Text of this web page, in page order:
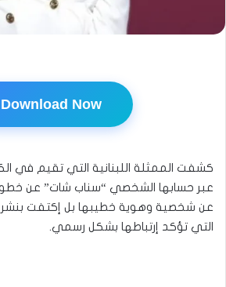
Download Now
كشفت الممثلة اللبنانية التي تقيم في
عبر حسابها الشخصي “سناب شات” عن
عن شخصية وهوية خطيبها بل إكتفت بنشر
التي تؤكد إرتباطها بشكل رسمي.